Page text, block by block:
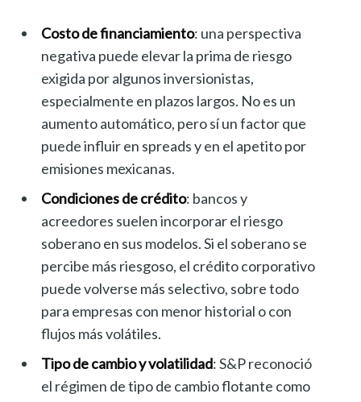
Costo de financiamiento: una perspectiva
negativa puede elevar la prima de riesgo
exigida por algunos inversionistas,
especialmente en plazos largos. No es un
aumento automático, pero sí un factor que
puede influir en spreads y en el apetito por
emisiones mexicanas.
Condiciones de crédito: bancos y
acreedores suelen incorporar el riesgo
soberano en sus modelos. Si el soberano se
percibe más riesgoso, el crédito corporativo
puede volverse más selectivo, sobre todo
para empresas con menor historial o con
flujos más volátiles.
Tipo de cambio y volatilidad: S&P reconoció
el régimen de tipo de cambio flotante como